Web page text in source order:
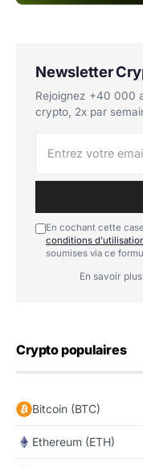
Newsletter
Rejoignez +40 000
crypto, 2x par
En cochant cette
conditions
soumises via ce
En savoir
Crypto populaires
Bitcoin (BTC)
Ethereum (ETH)